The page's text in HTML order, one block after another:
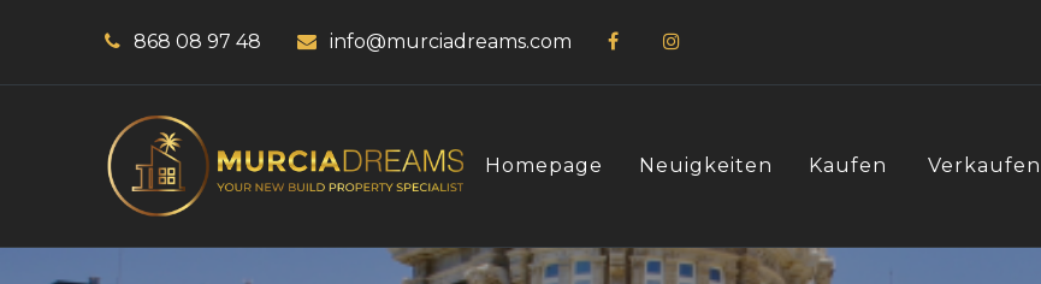
868 08 97 48 info@murciadreams.com
Homepage Neuigkeiten Kaufen Verkaufen